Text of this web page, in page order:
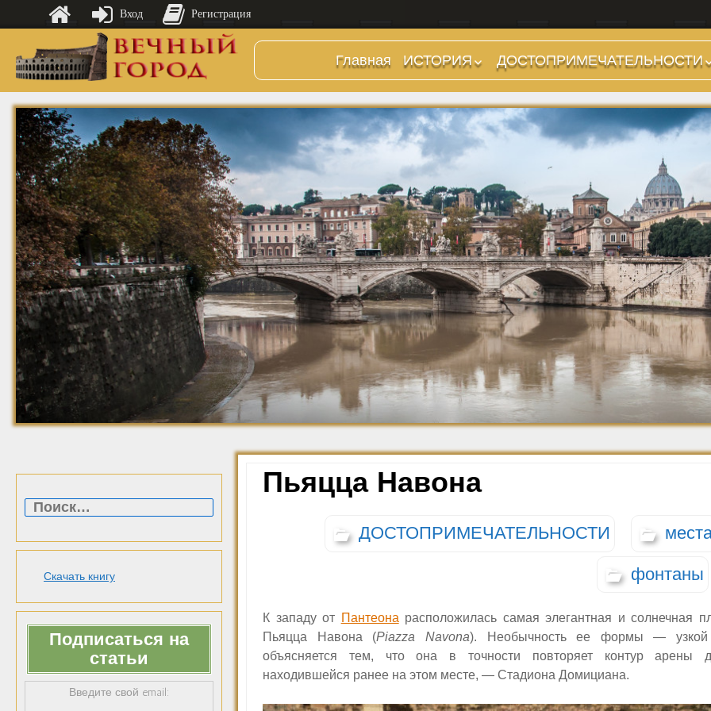
Главная
ИСТОРИЯ
Предыстория
Царский период
(753-509 гг до н.э.)
Ранняя Республика
(509-265 гг до н.э.)
Поздняя Республика
(264-27 гг до н.э.)
Империя. Принципат
(27 г до н.э. — 284 г
н.э.)
Империя. Доминат
(284-476 гг)
Темные Века. Готы
Темные Века.
Экзархат
Средневековье
Возрождение и
Барокко
ДОСТОПРИМЕЧАТЕЛЬНОСТИ
Холмы и остров.
Районы
Форумы, Площади,
Дороги
Стадионы, Термы
Музеи
Дохристианские
храмы
Христианские храмы,
базилики etc.
Дворцы
Арки, колонны и
обелиски
Фонтаны
Скачать книгу
Подписаться на
статьи
Введите свой email:
Пьяцца Навона
ДОСТОПРИМЕЧАТЕЛЬНОСТИ
фонтаны
К западу от Пантеонарасположилась самая элегантная и солнечная
Пьяцца Навона (Piazza Navona). Необычность ее формы —
объясняется тем, что она в точности повторяет контур арены
находившейся ранее на этом месте, — Стадиона Домициана.
Вход Регистрация